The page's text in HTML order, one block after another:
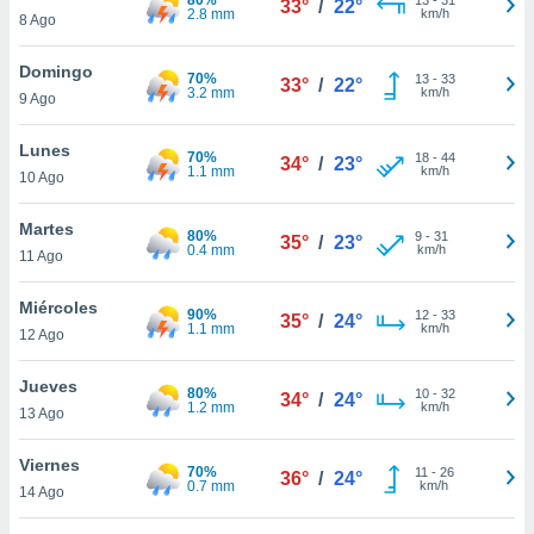
más
nuestra
y
de
disponible
cookies
aceptar
8 Ago
2.8 mm
33° / 22°
km/h
Domingo
9 Ago
70%
3.2 mm
33° / 22° 13- 33
km/h
Lunes
10 Ago
70%
1.1 mm
34° / 23° 18- 44
km/h
Martes
11 Ago
80%
0.4 mm
35° / 23° 9- 31
km/h
Miércoles
12 Ago
90%
1.1 mm
35° / 24° 12- 33
km/h
Jueves
13 Ago
80%
1.2 mm
34° / 24° 10- 32
km/h
Viernes
14 Ago
70%
0.7 mm
36° / 24° 11 - 26
km/h